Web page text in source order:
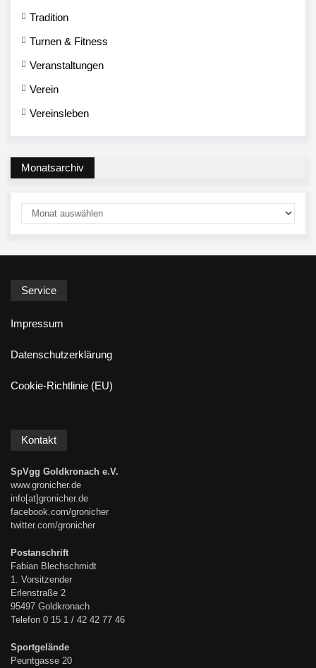
Tradition
Turnen & Fitness
Veranstaltungen
Verein
Vereinsleben
Monatsarchiv
Service
Impressum
Datenschutzerklärung
Cookie-Richtlinie (EU)
Kontakt
SpVgg Goldkronach e.V.
www.gronicher.de
info[at]gronicher.de
facebook.com/gronicher
twitter.com/gronicher
Postanschrift
Fabian Blechschmidt
1. Vorsitzender
Erlenstraße 2
95497 Goldkronach
Telefon 0 15 1 / 42 42 77 46
Sportgelände
Peuntgasse 20